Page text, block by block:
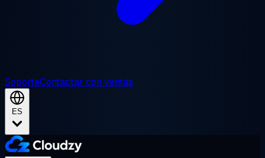
SoporteContactar con ventas
ES